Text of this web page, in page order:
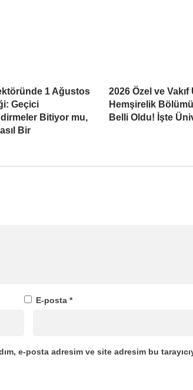
1 Ağustos
Geçici
Bitiyor mu,
Bir
2026 Özel ve
Hemşirelik
Belli Oldu! İşte
E-posta *
e-posta adresim ve site adresim bu